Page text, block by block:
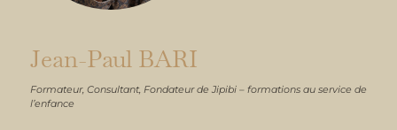
Jean-Paul BARI
Formateur, Consultant, Fondateur de Jipibi – formations au service de
l’enfance